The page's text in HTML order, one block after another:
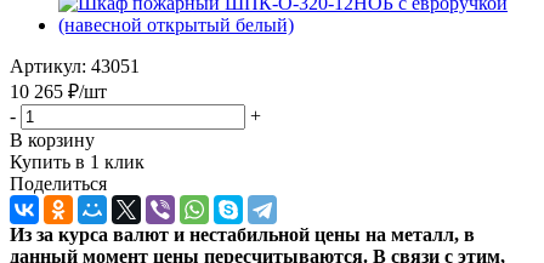
Артикул: 43051
10 265 ₽/шт
-
+
В корзину
Купить в 1 клик
Поделиться
Из за курса валют и нестабильной цены на металл, в
данный момент цены пересчитываются. В связи с этим,